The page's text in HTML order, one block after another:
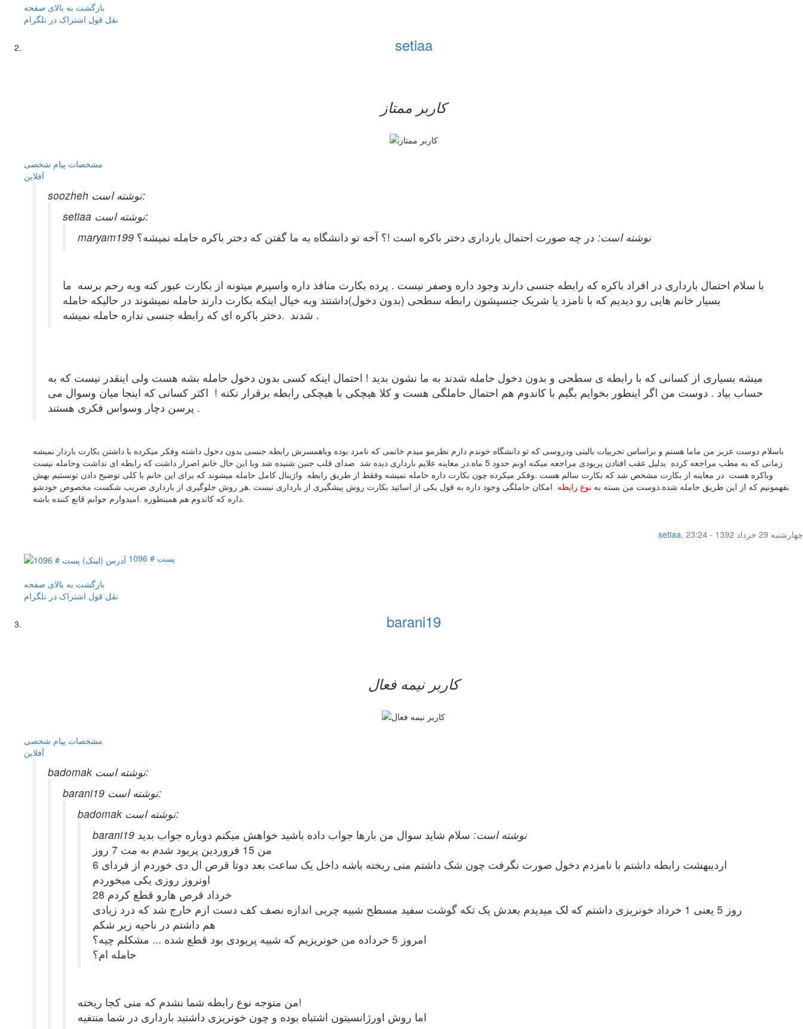
بازگشت به بالای صفحه
نقل قول اشتراک در تلگرام
setiaa
کاربر ممتاز
مشخصات پیام شخصی
آفلاين
soozheh نوشته است:
setiaa نوشته است:
maryam199 نوشته است: در چه صورت احتمال بارداری دختر باکره است !؟ آخه تو دانشگاه به ما گفتن که دختر باکره حامله نمیشه؟
با سلام احتمال بارداری در افراد باکره که رابطه جنسی دارند وجود داره وصفر نیست . پرده بکارت منافذ داره واسپرم میتونه از بکارت عبور کنه وبه رحم برسه ما
بسیار خانم هایی رو دیدیم که با نامزد یا شریک جنسیشون رابطه سطحی (بدون دخول)داشتند وبه خیال اینکه بکارت دارند حامله نمیشوند در حالیکه حامله
شدند .دختر باکره ای که رابطه جنسی نداره حامله نمیشه .
میشه بسیاری از کسانی که با رابطه ی سطحی و بدون دخول حامله شدند به ما نشون بدید ! احتمال اینکه کسی بدون دخول حامله بشه هست ولی اینقدر نیست که به
حساب بیاد . دوست من اگر اینطور بخوایم بگیم با کاندوم هم احتمال حاملگی هست و کلا هیچکی با هیچکی رابطه برقرار نکنه ! اکثر کسانی که اینجا میان وسوال می
پرسن دچار وسواس فکری هستند .
باسلام دوست عزیز من ماما هستم و براساس تجربیات بالینی ودروسی که تو دانشگاه خوندم دارم نظرمو میدم خانمی که نامزد بوده وباهمسرش رابطه جنسی بدون دخول داشته وفکر میکرده با داشتن بکارت باردار نمیشه
زمانی که به مطب مراجعه کرده بدلیل عقب افتادن پریودی مراجعه میکنه اونم حدود 5 ماه.در معاینه علایم بارداری دیده شد صدای قلب جنین شنیده شد وبا این حال خانم اصرار داشت که رابطه ای نداشت وحامله نیست
وباکره هست در معاینه از بکارت مشخص شد که بکارت سالم هست .وفکر میکرده چون بکارت داره حامله نمیشه وفقط از طریق رابطه واژینال کامل حامله میشوند که برای این خانم با کلی توضیح دادن تونستیم بهش
بفهمونیم که از این طریق حامله شده.دوست من بسته به نوع رابطه امکان حاملگی وجود داره به قول یکی از اساتید بکارت روش پیشگیری از بارداری نیست .هر روش جلوگیری از بارداری ضریب شکست مخصوص خودشو
داره که کاندوم هم همینطوره .امیدوارم جوابم قانع کننده باشه.
setiaa,
چهار‌شنبه 29 خرداد 1392 - 23:24
پست # 1096
بازگشت به بالای صفحه
نقل قول اشتراک در تلگرام
barani19
کاربر نيمه فعال
مشخصات پیام شخصی
آفلاين
badomak نوشته است:
barani19 نوشته است:
badomak نوشته است:
barani19 نوشته است: سلام شاید سوال من بارها جواب داده باشید خواهش میکنم دوباره جواب بدید
من 15 فروردین پریود شدم به مت 7 روز
6 اردیبهشت رابطه داشتم با نامزدم دخول صورت نگرفت چون شک داشتم منی ریخته باشه داخل یک ساعت بعد دوتا قرص ال دی خوردم از فردای
اونروز روزی یکی میخوردم
28 خرداد قرص هارو قطع کردم
روز 5 یعنی 1 خرداد خونریزی داشتم که لک میدیدم بعدش یک تکه گوشت سفید مسطح شبیه چربی اندازه نصف کف دست ازم خارج شد که درد زیادی
هم داشتم در ناحیه زیر شکم
امروز 5 خرداده من خونریزیم که شبیه پریودی بود قطع شده ... مشکلم چیه؟
حامله ام؟
من متوجه نوع رابطه شما نشدم که منی کجا ریخته!
اما روش اورژانسیتون اشتباه بوده و چون خونریزی داشتید بارداری در شما منتفیه